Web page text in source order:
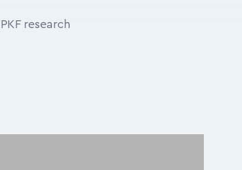
research